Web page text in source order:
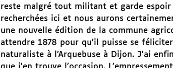
reste malgré tout militant et garde espoir
recherchées ici et nous aurons
une nouvelle édition de la commune
attendre 1878 pour qu’il puisse se
naturaliste à l’Arquebuse à Dijon. J’ai